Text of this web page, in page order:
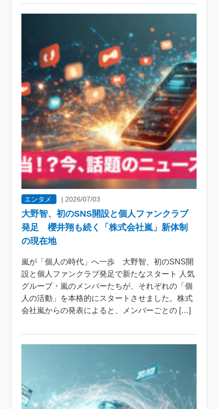
エンタメ | 2026/07/03
大野智、初のSNS開設と個人ファンクラブ
発足 櫻井翔も続く「株式会社嵐」新体制
の現在地
嵐が「個人の時代」へ一歩 大野智、初のSNS開
設と個人ファンクラブ発足で新たなスタート 人気
グループ・嵐のメンバーたちが、それぞれの「個
人の活動」を本格的にスタートさせました。株式
会社嵐からの発表によると、メンバーごとの […]